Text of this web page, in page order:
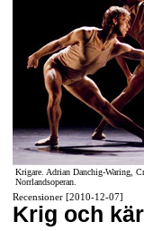
Krigare. Adrian Danchig-Waring,
Norrlandsoperan.
Recensioner [2010-12-07]
Krig och